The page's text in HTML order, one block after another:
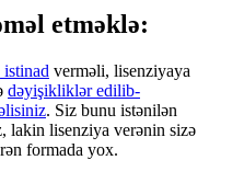
etməklə:
verməli, lisenziyaya
dəyişikliklər edilib-
. Siz bunu istənilən
lakin lisenziya verənin sizə
formada yox.